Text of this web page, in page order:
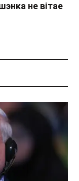
не вітае